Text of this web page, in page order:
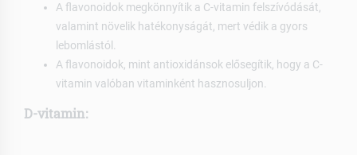
A flavonoidok megkönnyítik a C-vitamin felszívódását,
valamint növelik hatékonyságát, mert védik a gyors
lebomlástól.
A flavonoidok, mint antioxidánsok elősegítik, hogy a C-
vitamin valóban vitaminként hasznosuljon.
D-vitamin: